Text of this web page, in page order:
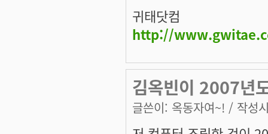
귀태닷컴
http://
김옥빈이 2007년
글쓴이: 옥동자여~! / 작성